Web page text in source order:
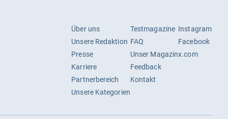
Über uns
Unsere Redaktion
Presse
Karriere
Partnerbereich
Unsere Kategorien
Testmagazine
FAQ
Unser Magazin
Feedback
Kontakt
Instagram
Facebook
x.com